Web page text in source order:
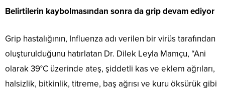
Belirtilerin kaybolmasından sonra da grip devam ediyor
Grip hastalığının, Influenza adı verilen bir virüs tarafından
oluşturulduğunu hatırlatan Dr. Dilek Leyla Mamçu, “Ani
olarak 39°C üzerinde ateş, şiddetli kas ve eklem ağrıları,
halsizlik, bitkinlik, titreme, baş ağrısı ve kuru öksürük gibi